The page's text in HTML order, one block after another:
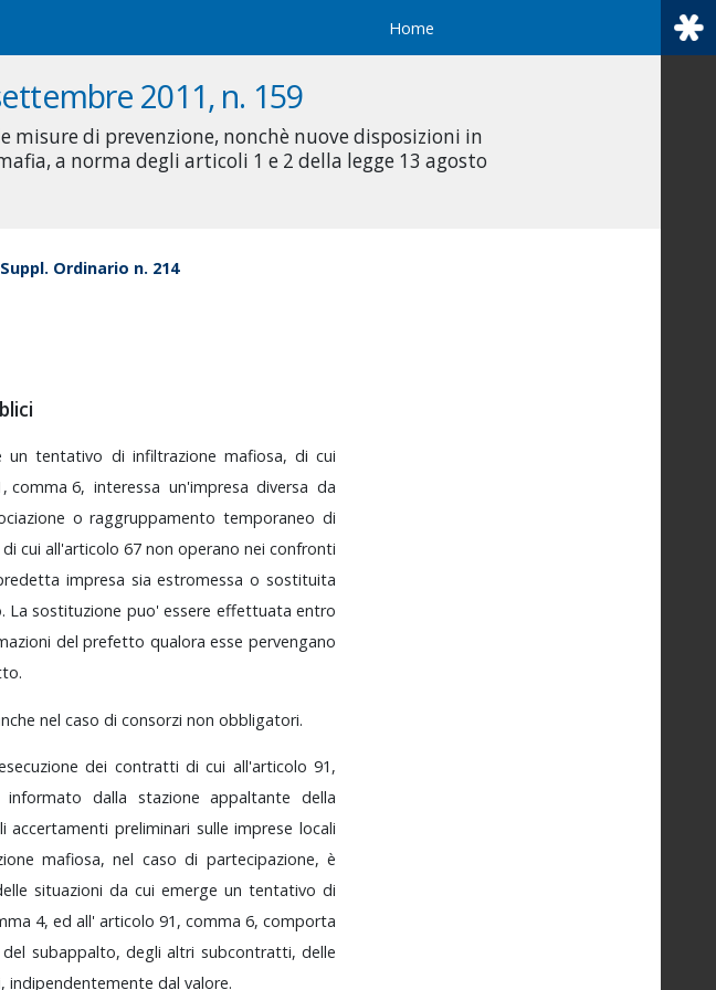
Home
2011, n. 159
misure di prevenzione, nonchè nuove disposizioni in
a norma degli articoli 1 e 2 della legge 13 agosto
Ordinario n. 214
untentativo di infiltrazione mafiosa,dicui
comma6, interessa un'impresadiversada
oraggruppamentotemporaneodi
di cui all'articolo 67 non operano nei confronti
impresa siaestromessaosostituita
Lasostituzione puo'essere effettuataentro
delprefetto qualoraessepervengano
nel caso di consorzi non obbligatori.
dei contrattidicui all'articolo91,
informato dalla stazioneappaltantedella
accertamentipreliminari sulleimpreselocali
mafiosa,nel casodi partecipazione,è
situazioni da cui emerge un tentativo di
4, ed all' articolo 91, comma 6, comporta
del subappalto,deglialtri subcontratti,delle
indipendentemente dal valore.